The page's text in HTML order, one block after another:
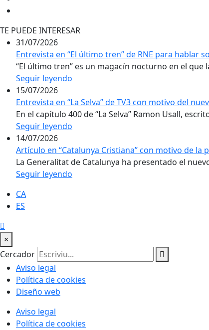
TE PUEDE INTERESAR
31/07/2026
Entrevista en “El último tren” de RNE para hablar
“El último tren” es un magacín nocturno en el que
Seguir leyendo
15/07/2026
Entrevista en “La Selva” de TV3 con motivo del
En el capítulo 400 de “La Selva” Ramon Usall,
Seguir leyendo
14/07/2026
Artículo en “Catalunya Cristiana” con motivo de
La Generalitat de Catalunya ha presentado el
Seguir leyendo
CA
ES
×
Cercador
Aviso legal
Política de cookies
Diseño web
Aviso legal
Política de cookies